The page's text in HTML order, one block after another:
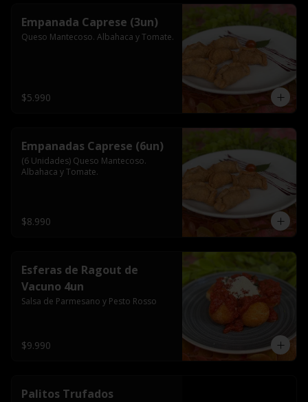
Empanada Caprese (3un)
Queso Mantecoso. Albahaca y Tomate.
$5.990
Empanadas Caprese (6un)
(6 Unidades) Queso Mantecoso.
Albahaca y Tomate.
$8.990
Esferas de Ragout de
Vacuno 4un
Salsa de Parmesano y Pesto Rosso
$9.990
Palitos Trufados